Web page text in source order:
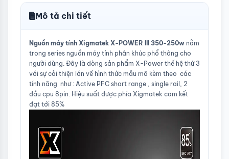
Mô tả chi tiết
Nguồn máy tính Xigmatek X-POWER III 350-250w nằm
trong series nguồn máy tính phân khúc phổ thông cho
người dùng. Đây là dòng sản phẩm X-Power thế hệ thứ 3
với sự cải thiện lớn về hình thức mẫu mã kèm theo các
tính năng như : Active PFC short range , single rail, 2
đầu cpu 8pin. Hiệu suất được phía Xigmatek cam kết
đạt tới 85%